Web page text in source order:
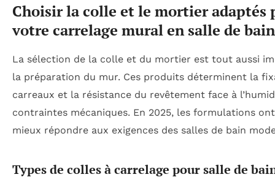
Choisir la colle et le mortier adaptés
votre carrelage mural en salle de bain
La sélection de la colle et du mortier est tout aussi
la préparation du mur. Ces produits déterminent la
carreaux et la résistance du revêtement face à
contraintes mécaniques. En 2025, les formulations
mieux répondre aux exigences des salles de bain
Types de colles à carrelage pour salle de